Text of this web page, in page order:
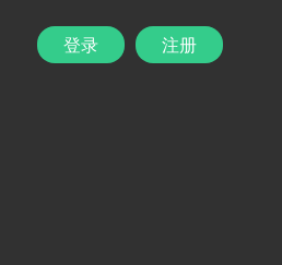
登录 注册